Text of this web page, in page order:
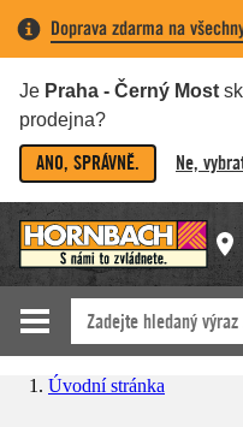
Doprava zdarma na
Je Praha - Černý Most
prodejna?
ANO, SPRÁVNĚ. Ne,
Úvodní stránka